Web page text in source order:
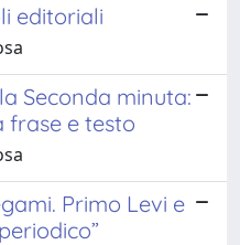
editoriali
Seconda minuta:
frase e testo
Primo Levi e